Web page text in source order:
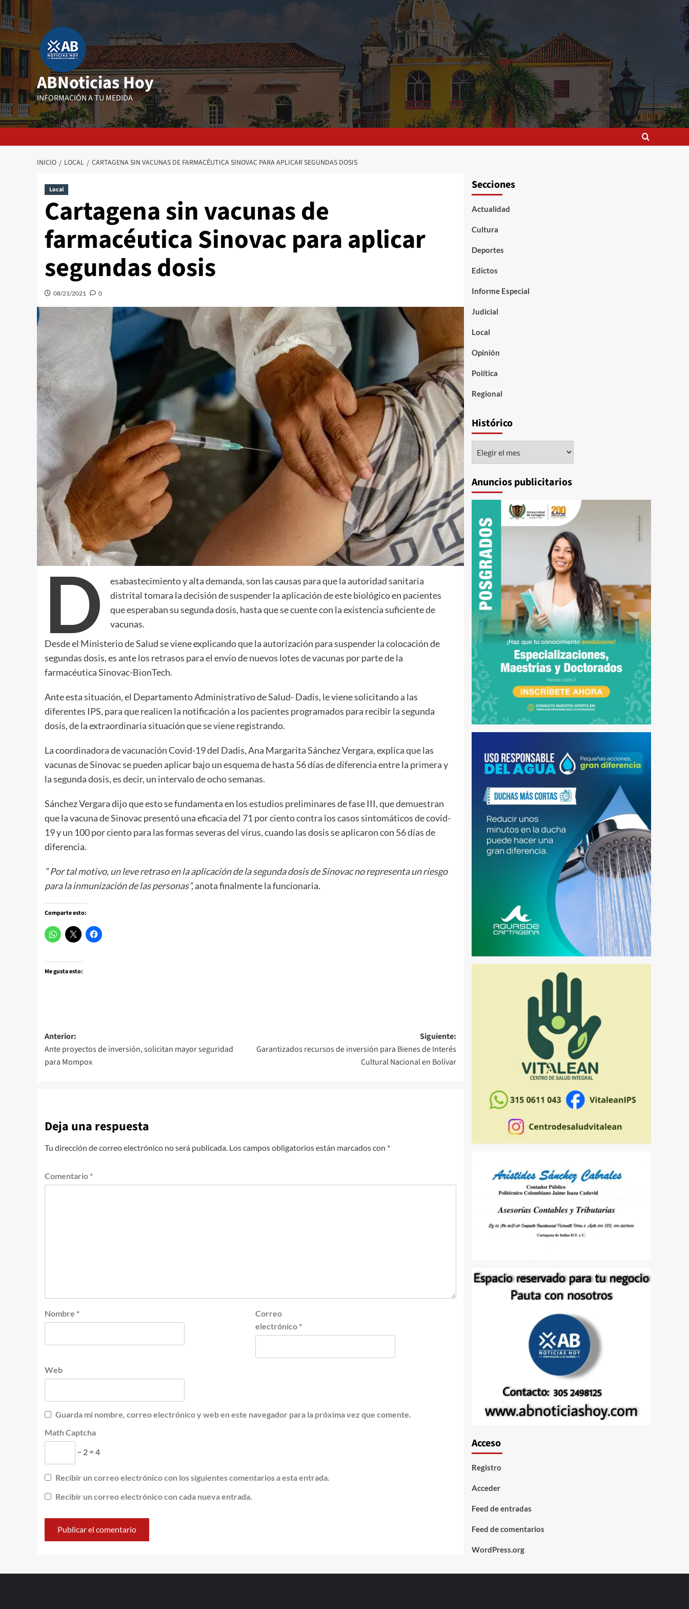
al
contenido
ABNoticias Hoy
INFORMACIÓN A TU MEDIDA
INICIO LOCAL CARTAGENA SIN VACUNAS DE FARMACÉUTICA SINOVAC PARA APLICAR SEGUNDAS DOSIS
Local
Cartagena sin vacunas de
farmacéutica Sinovac para aplicar
segundas dosis
08/21/2021 0
D
esabastecimiento y alta demanda, son las causas para que la autoridad sanitaria
distrital tomara la decisión de suspender la aplicación de este biológico en pacientes
que esperaban su segunda dosis, hasta que se cuente con la existencia suficiente de
vacunas.
Desde el Ministerio de Salud se viene explicando que la autorización para suspender la colocación de
segundas dosis, es ante los retrasos para el envío de nuevos lotes de vacunas por parte de la
farmacéutica Sinovac-BionTech.
Ante esta situación, el Departamento Administrativo de Salud- Dadis, le viene solicitando a las
diferentes IPS, para que realicen la notificación a los pacientes programados para recibir la segunda
dosis, de la extraordinaria situación que se viene registrando.
La coordinadora de vacunación Covid-19 del Dadis, Ana Margarita Sánchez Vergara, explica que las
vacunas de Sinovac se pueden aplicar bajo un esquema de hasta 56 días de diferencia entre la primera y
la segunda dosis, es decir, un intervalo de ocho semanas.
Sánchez Vergara dijo que esto se fundamenta en los estudios preliminares de fase III, que demuestran
que la vacuna de Sinovac presentó una eficacia del 71 por ciento contra los casos sintomáticos de covid-
19 y un 100 por ciento para las formas severas del virus, cuando las dosis se aplicaron con 56 días de
diferencia.
“Por tal motivo, un leve retraso en la aplicación de la segunda dosis de Sinovac no representa un riesgo
para la inmunización de las personas”,anota finalmente la funcionaria.
Comparte esto:
Me gusta esto:
Navegación
de
entradas
Anterior:
Ante proyectos de inversión, solicitan mayor seguridad
para Mompox
Siguiente:
Garantizados recursos de inversión para Bienes de Interés
Cultural Nacional en Bolívar
Deja una respuesta
Tu dirección de correo electrónico no será publicada. Los campos obligatorios están marcados con *
Comentario *
Nombre *
Correo
electrónico *
Web
Guarda mi nombre, correo electrónico y web en este navegador para la próxima vez que comente.
Math Captcha
− 2 = 4
Recibir un correo electrónico con los siguientes comentarios a esta entrada.
Recibir un correo electrónico con cada nueva entrada.
Secciones
Actualidad
Cultura
Deportes
Edictos
Informe Especial
Judicial
Local
Opinión
Política
Regional
Histórico
Anuncios publicitarios
Acceso
Registro
Acceder
Feed de entradas
Feed de comentarios
WordPress.org